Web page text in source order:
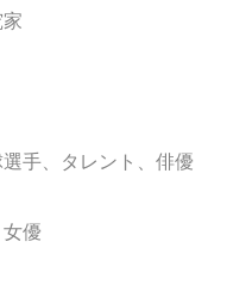
手、タレント、俳優
女優